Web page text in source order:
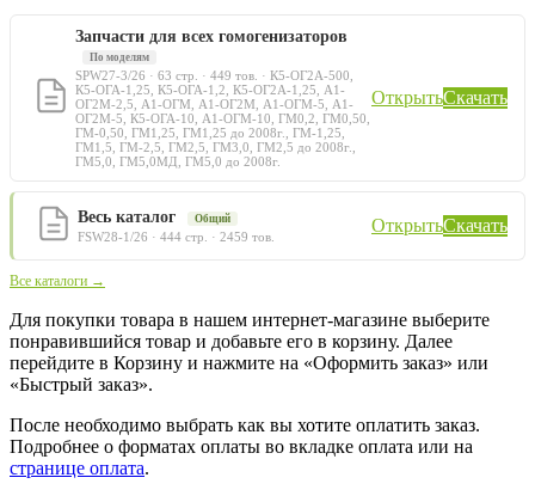
Запчасти для всех гомогенизаторов
По моделям
SPW27-3/26 · 63 стр. · 449 тов. · К5-ОГ2А-500,
К5-ОГА-1,25, К5-ОГА-1,2, К5-ОГ2А-1,25, А1-
ОГ2М-2,5, А1-ОГМ, А1-ОГ2М, А1-ОГМ-5, А1-
ОГ2М-5, К5-ОГА-10, А1-ОГМ-10, ГМ0,2, ГМ0,50,
ГМ-0,50, ГМ1,25, ГМ1,25 до 2008г., ГМ-1,25,
ГМ1,5, ГМ-2,5, ГМ2,5, ГМ3,0, ГМ2,5 до 2008г.,
ГМ5,0, ГМ5,0МД, ГМ5,0 до 2008г.
ОткрытьСкачать
Весь каталог Общий
FSW28-1/26 · 444 стр. · 2459 тов.
ОткрытьСкачать
Все каталоги →
Для покупки товара в нашем интернет-магазине выберите
понравившийся товар и добавьте его в корзину. Далее
перейдите в Корзину и нажмите на «Оформить заказ» или
«Быстрый заказ».
После необходимо выбрать как вы хотите оплатить заказ.
Подробнее о форматах оплаты во вкладке оплата или на
странице оплата.